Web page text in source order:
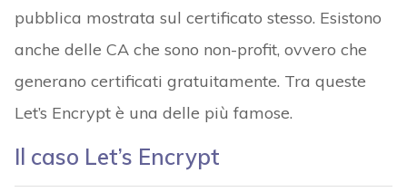
pubblica mostrata sul certificato stesso. Esistono
anche delle CA che sono non-profit, ovvero che
generano certificati gratuitamente. Tra queste
Let’s Encrypt è una delle più famose.
Il caso Let’s Encrypt